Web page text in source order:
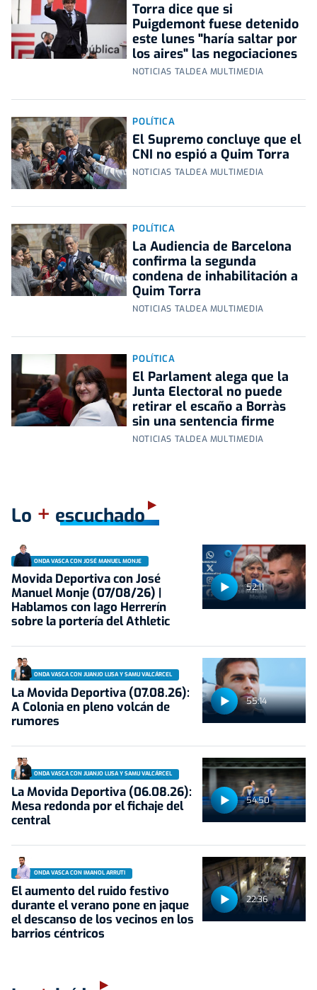
Torra dice que si
Puigdemont fuese detenido
este lunes "haría saltar por
los aires" las negociaciones
NOTICIAS TALDEA MULTIMEDIA
POLÍTICA
El Supremo concluye que el
CNI no espió a Quim Torra
NOTICIAS TALDEA MULTIMEDIA
POLÍTICA
La Audiencia de Barcelona
confirma la segunda
condena de inhabilitación a
Quim Torra
NOTICIAS TALDEA MULTIMEDIA
POLÍTICA
El Parlament alega que la
Junta Electoral no puede
retirar el escaño a Borràs
sin una sentencia firme
NOTICIAS TALDEA MULTIMEDIA
Lo + escuchado
52:11
ONDA VASCA CON JOSÉ MANUEL MONJE
Movida Deportiva con José
Manuel Monje (07/08/26) |
Hablamos con Iago Herrerín
sobre la portería del Athletic
55:14
ONDA VASCA CON JUANJO LUSA Y SAMU VALCÁRCEL
La Movida Deportiva (07.08.26):
A Colonia en pleno volcán de
rumores
54:50
ONDA VASCA CON JUANJO LUSA Y SAMU VALCÁRCEL
La Movida Deportiva (06.08.26):
Mesa redonda por el fichaje del
central
22:36
ONDA VASCA CON IMANOL ARRUTI
El aumento del ruido festivo
durante el verano pone en jaque
el descanso de los vecinos en los
barrios céntricos